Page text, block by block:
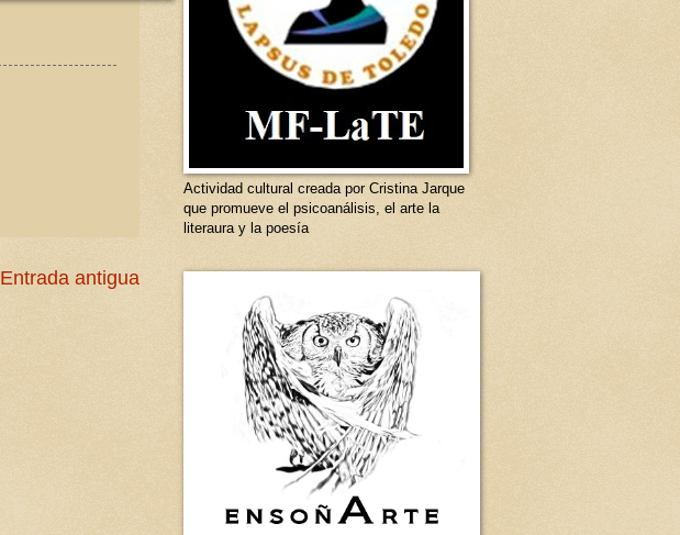
Entrada antigua
Actividad cultural creada por Cristina Jarque
que promueve el psicoanálisis, el arte la
literaura y la poesía